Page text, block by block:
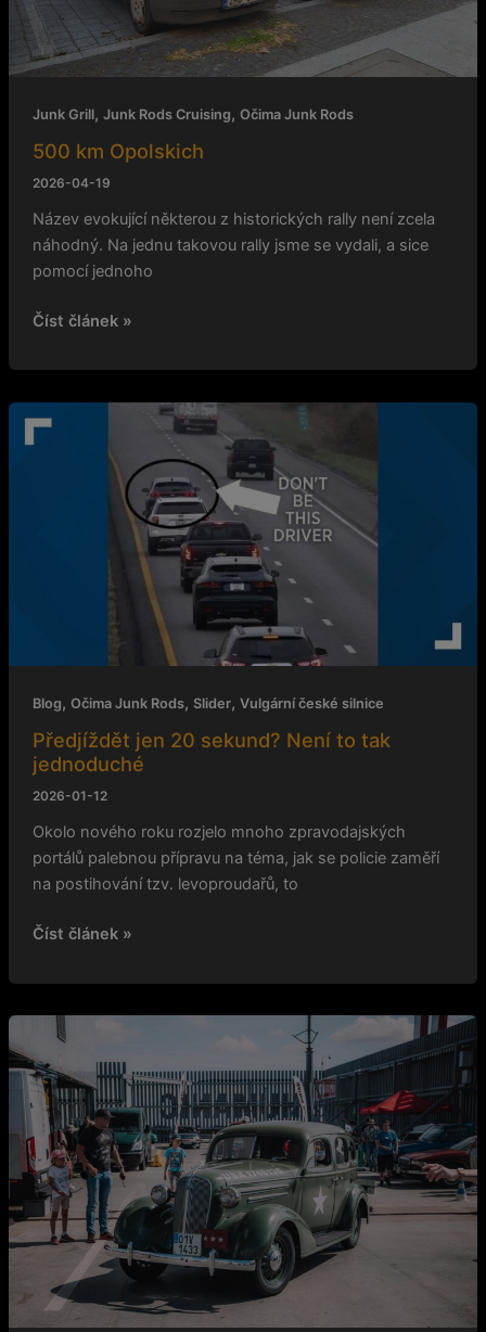
Junk Grill, Junk Rods Cruising, Očima Junk Rods
500 km Opolskich
2026-04-19
Název evokující některou z historických rally není zcela
náhodný. Na jednu takovou rally jsme se vydali, a sice
pomocí jednoho
Číst článek »
Blog, Očima Junk Rods, Slider, Vulgární české silnice
Předjíždět jen 20 sekund? Není to tak
jednoduché
2026-01-12
Okolo nového roku rozjelo mnoho zpravodajských
portálů palebnou přípravu na téma, jak se policie zaměří
na postihování tzv. levoproudařů, to
Předjíždět
jen
jednoduché
Číst článek »
Srpnové
pohledem
účastníka
–
Cruising,
Classic
Ameriky
koupáku